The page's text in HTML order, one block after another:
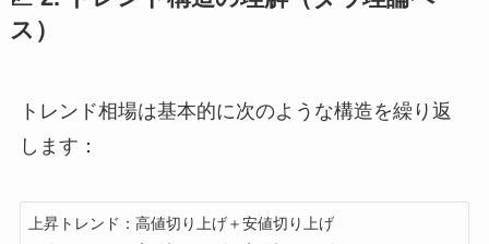
ス）
トレンド相場は基本的に次のような構造を繰り返
します：
上昇トレンド：高値切り上げ＋安値切り上げ